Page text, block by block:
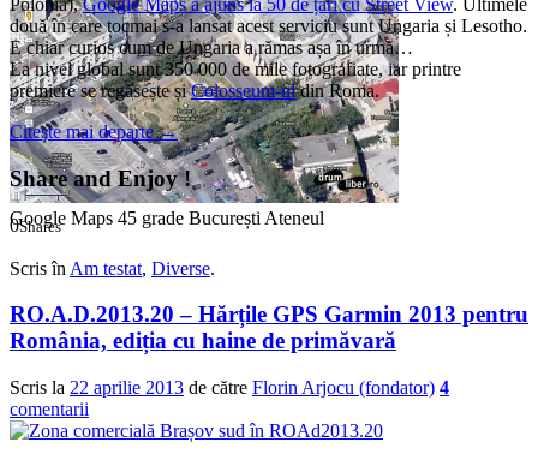
Google Maps 45 grade București Ateneul
Polonia),Google Maps a ajuns la 50 de țări cu Street View. Ultimele
două în care tocmai s-a lansat acest serviciu sunt Ungaria și Lesotho.
E chiar curios cum de Ungaria a rămas așa în urmă…
La nivel global sunt 350 000 de mile fotografiate, iar printre
premiere se regăsește șiColosseum-uldin Roma.
Citește mai departe→
Share and Enjoy !
0Shares
Scris în Am testat, Diverse.
RO.A.D.2013.20 – Hărțile GPS Garmin 2013 pentru
România, ediția cu haine de primăvară
Scris la 22 aprilie 2013 de către Florin Arjocu (fondator) 4
comentarii